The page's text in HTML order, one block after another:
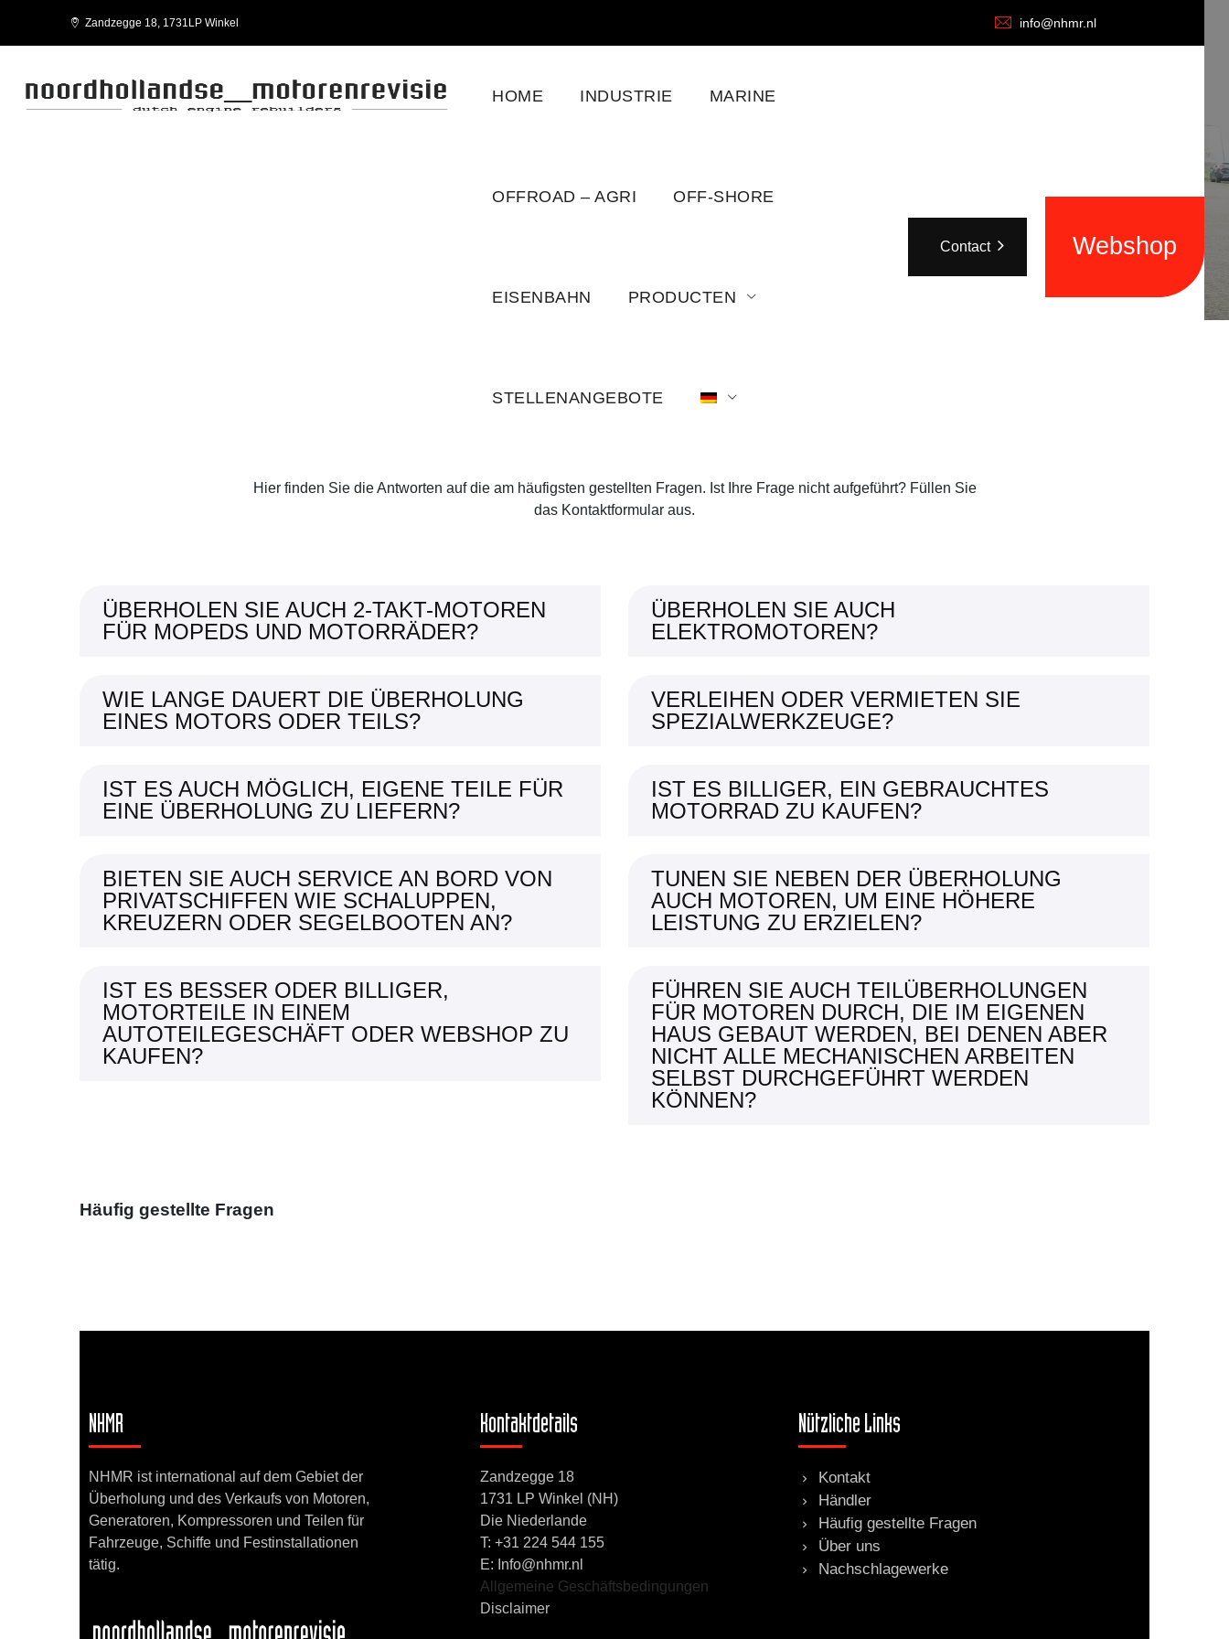
Zandzegge 18, 1731LP Winkel info@nhmr.nl
HOME INDUSTRIE MARINE
OFFROAD – AGRI OFF-SHORE
EISENBAHN PRODUCTEN
STELLENANGEBOTE
Contact Webshop
Hier finden Sie die Antworten auf die am häufigsten gestellten Fragen. Ist Ihre Frage nicht aufgeführt? Füllen Sie
das Kontaktformular aus.
ÜBERHOLEN SIE AUCH 2-TAKT-MOTOREN
FÜR MOPEDS UND MOTORRÄDER?
WIE LANGE DAUERT DIE ÜBERHOLUNG
EINES MOTORS ODER TEILS?
IST ES AUCH MÖGLICH, EIGENE TEILE FÜR
EINE ÜBERHOLUNG ZU LIEFERN?
BIETEN SIE AUCH SERVICE AN BORD VON
PRIVATSCHIFFEN WIE SCHALUPPEN,
KREUZERN ODER SEGELBOOTEN AN?
IST ES BESSER ODER BILLIGER,
MOTORTEILE IN EINEM
AUTOTEILEGESCHÄFT ODER WEBSHOP ZU
KAUFEN?
ÜBERHOLEN SIE AUCH
ELEKTROMOTOREN?
VERLEIHEN ODER VERMIETEN SIE
SPEZIALWERKZEUGE?
IST ES BILLIGER, EIN GEBRAUCHTES
MOTORRAD ZU KAUFEN?
TUNEN SIE NEBEN DER ÜBERHOLUNG
AUCH MOTOREN, UM EINE HÖHERE
LEISTUNG ZU ERZIELEN?
FÜHREN SIE AUCH TEILÜBERHOLUNGEN
FÜR MOTOREN DURCH, DIE IM EIGENEN
HAUS GEBAUT WERDEN, BEI DENEN ABER
NICHT ALLE MECHANISCHEN ARBEITEN
SELBST DURCHGEFÜHRT WERDEN
KÖNNEN?
Häufig gestellte Fragen
NHMR
NHMR ist international auf dem Gebiet der
Überholung und des Verkaufs von Motoren,
Generatoren, Kompressoren und Teilen für
Fahrzeuge, Schiffe und Festinstallationen
tätig.
Kontaktdetails
Zandzegge 18
1731 LP Winkel (NH)
Die Niederlande
T: +31 224 544 155
E: Info@nhmr.nl
Allgemeine Geschäftsbedingungen
Disclaimer
Nützliche Links
Kontakt
Händler
Häufig gestellte Fragen
Über uns
Nachschlagewerke